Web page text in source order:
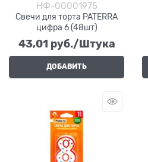
НФ-00001975
Свечи для торта PATERRA
цифра 6 (48шт)
43,01 руб./Штука
ДОБАВИТЬ